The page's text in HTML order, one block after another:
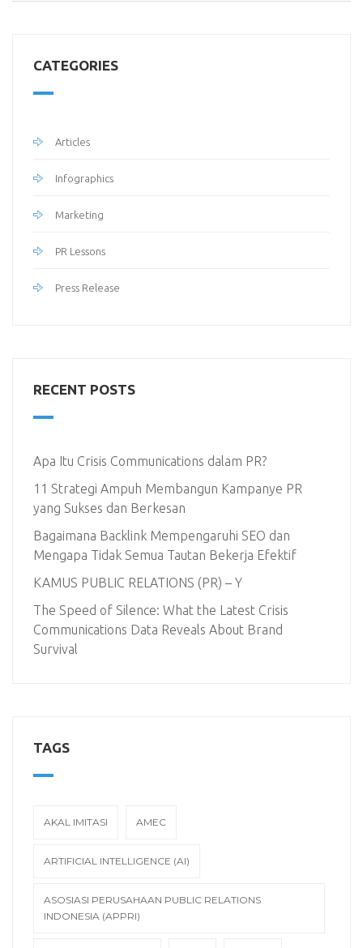
CATEGORIES
Articles
Infographics
Marketing
PR Lessons
Press Release
RECENT POSTS
Apa Itu Crisis Communications dalam PR?
11 Strategi Ampuh Membangun Kampanye PR
yang Sukses dan Berkesan
Bagaimana Backlink Mempengaruhi SEO dan
Mengapa Tidak Semua Tautan Bekerja Efektif
KAMUS PUBLIC RELATIONS (PR) – Y
The Speed of Silence: What the Latest Crisis
Communications Data Reveals About Brand
Survival
TAGS
AKAL IMITASI AMEC
ARTIFICIAL INTELLIGENCE (AI)
ASOSIASI PERUSAHAAN PUBLIC RELATIONS
INDONESIA (APPRI)